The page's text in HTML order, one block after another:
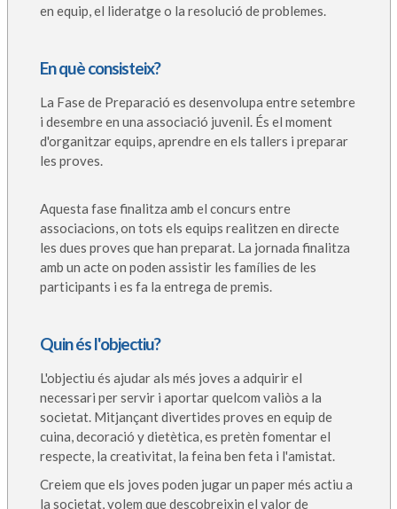
en equip, el lideratge o la resolució de problemes.
En què consisteix?
La Fase de Preparació es desenvolupa entre setembre
i desembre en una associació juvenil. És el moment
d'organitzar equips, aprendre en els tallers i preparar
les proves.
Aquesta fase finalitza amb el concurs entre
associacions, on tots els equips realitzen en directe
les dues proves que han preparat. La jornada finalitza
amb un acte on poden assistir les famílies de les
participants i es fa la entrega de premis.
Quin és l'objectiu?
L'objectiu és ajudar als més joves a adquirir el
necessari per servir i aportar quelcom valiòs a la
societat. Mitjançant divertides proves en equip de
cuina, decoració y dietètica, es pretèn fomentar el
respecte, la creativitat, la feina ben feta i l'amistat.
Creiem que els joves poden jugar un paper més actiu a
la societat, volem que descobreixin el valor de